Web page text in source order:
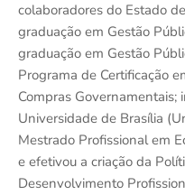
colaboradores do Estado
graduação em Gestão
graduação em Gestão
Programa de Certificação
Compras Governamentais;
Universidade de Brasília
Mestrado Profissional em
e efetivou a criação da
Desenvolvimento